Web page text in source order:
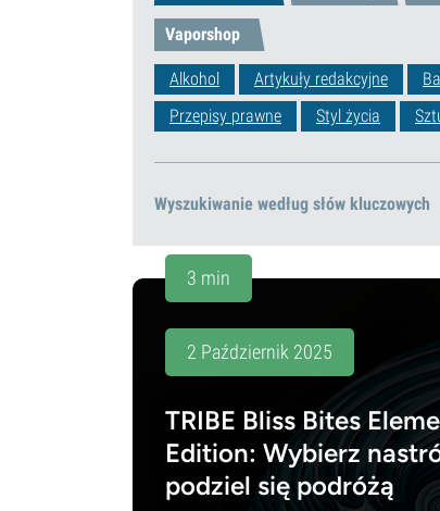
Vaporshop
Alkohol Artykuły redakcyjne
Przepisy prawne
Styl życia
Wyszukiwanie według słów kluczowych
3 min
2 Październik 2025
TRIBE Bliss Bites
Edition: Wybierz
podziel się podróżą